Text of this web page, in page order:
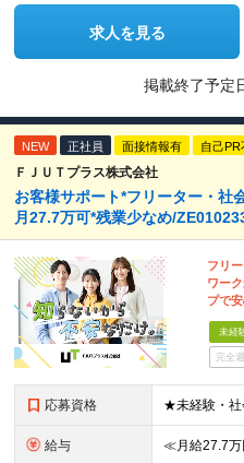
求人を見る
掲載終了予定
NEW 正社員 面接情報有 自己PR
ＦＪＵＴプラス株式会社
お客様サポート*フリーター・社
月27.7万可*残業少なめ/
フリ
ワー
プで
未経
完全
応募資格
給与